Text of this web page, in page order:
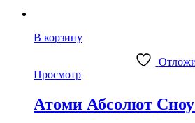
В корзину
Просмотр
Атоми Абсолют